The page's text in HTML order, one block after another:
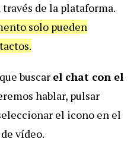
de la plataforma.
solo pueden
buscar el chat con el
hablar, pulsar
el icono en el
vídeo.